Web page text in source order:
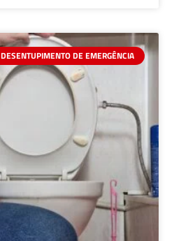
DESENTUPIMENTO DE EMERGÊNCIA